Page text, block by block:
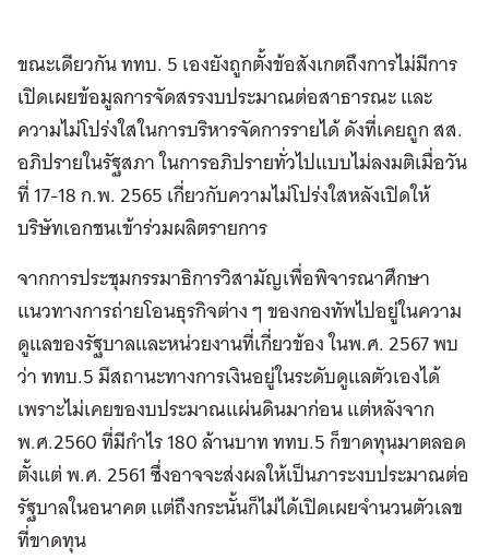
ขณะเดียวกัน ททบ. 5 เองยังถูกตั้งข้อสังเกตถึงการไม่มีการ
เปิดเผยข้อมูลการจัดสรรงบประมาณต่อสาธารณะ และ
ความไม่โปร่งใสในการบริหารจัดการรายได้ ดังที่เคยถูก สส.
อภิปรายในรัฐสภา ในการอภิปรายทั่วไปแบบไม่ลงมติเมื่อวัน
ที่ 17-18 ก.พ. 2565 เกี่ยวกับความไม่โปร่งใสหลังเปิดให้
บริษัทเอกชนเข้าร่วมผลิตรายการ
จากการประชุมกรรมาธิการวิสามัญเพื่อพิจารณาศึกษา
แนวทางการถ่ายโอนธุรกิจต่าง ๆ ของกองทัพไปอยู่ในความ
ดูแลของรัฐบาลและหน่วยงานที่เกี่ยวข้อง ในพ.ศ. 2567 พบ
ว่า ททบ.5 มีสถานะทางการเงินอยู่ในระดับดูแลตัวเองได้
เพราะไม่เคยของบประมาณแผ่นดินมาก่อน แต่หลังจาก
พ.ศ.2560 ที่มีกำไร 180 ล้านบาท ททบ.5 ก็ขาดทุนมาตลอด
ตั้งแต่ พ.ศ. 2561 ซึ่งอาจจะส่งผลให้เป็นภาระงบประมาณต่อ
รัฐบาลในอนาคต แต่ถึงกระนั้นก็ไม่ได้เปิดเผยจำนวนตัวเลข
ที่ขาดทุน